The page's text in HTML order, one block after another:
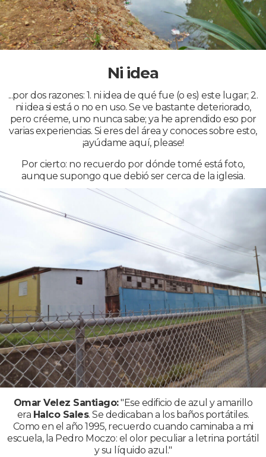
Ni idea
...por dos razones: 1. ni idea de qué fue (o es) este lugar; 2.
ni idea si está o no en uso. Se ve bastante deteriorado,
pero créeme, uno nunca sabe; ya he aprendido eso por
varias experiencias. Si eres del área y conoces sobre esto,
¡ayúdame aquí, please!
Por cierto: no recuerdo por dónde tomé está foto,
aunque supongo que debió ser cerca de la iglesia.
Omar Velez Santiago:"Ese edificio de azul y amarillo
era Halco Sales. Se dedicaban a los baños portátiles.
Como en el año 1995, recuerdo cuando caminaba a mi
escuela, la Pedro Moczo: el olor peculiar a letrina portátil
y su líquido azul."